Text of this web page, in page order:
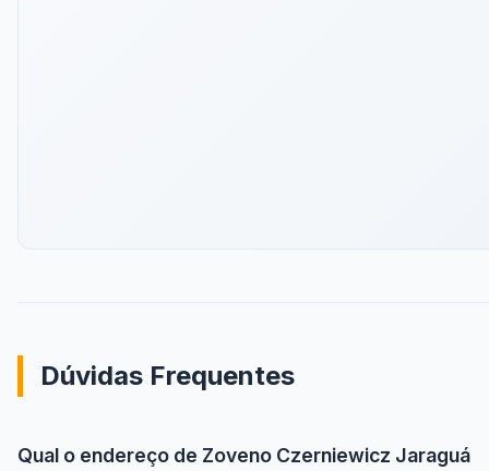
Dúvidas Frequentes
Qual o endereço de Zoveno Czerniewicz Jaraguá